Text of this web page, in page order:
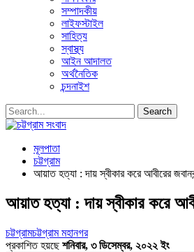
সম্পাদকীয়
লাইফস্টাইল
সাহিত্য
স্বাস্থ্য
আইন আদালত
অর্থনৈতিক
চন্দনাইশ
মূলপাতা
চট্টগ্রাম
আয়াত হত্যা : দায় স্বীকার করে আবীরের
আয়াত হত্যা : দায় স্বীকার করে
চট্টগ্রামচট্টগ্রাম মহানগর
প্রকাশিত হয়ছেশনিবার, ৩ ডিসেম্বর, ২০২২ ইং